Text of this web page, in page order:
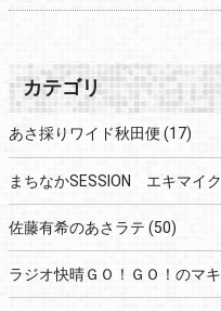
カテゴリ
あさ採りワイド秋田便 (17)
まちなかSESSION エキマイク
佐藤有希のあさラテ (50)
ラジオ快晴ＧＯ！ＧＯ！のマキ